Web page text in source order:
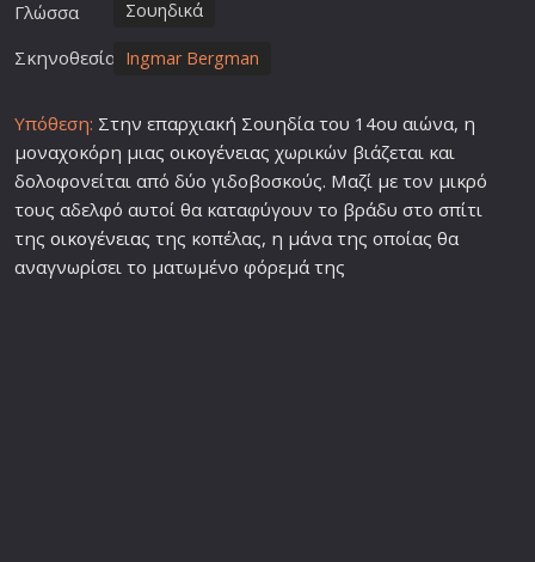
Γλώσσα Σουηδικά
Σκηνοθεσία Ingmar Bergman
Υπόθεση: Στην επαρχιακή Σουηδία του 14ου αιώνα, η
μοναχοκόρη μιας οικογένειας χωρικών βιάζεται και
δολοφονείται από δύο γιδοβοσκούς. Μαζί με τον μικρό
τους αδελφό αυτοί θα καταφύγουν το βράδυ στο σπίτι
της οικογένειας της κοπέλας, η μάνα της οποίας θα
αναγνωρίσει το ματωμένο φόρεμά της